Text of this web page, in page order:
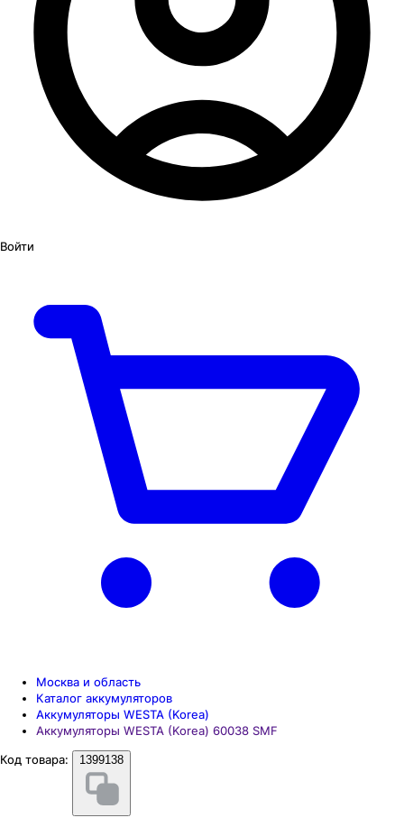
Войти
Москва и область
Каталог аккумуляторов
Аккумуляторы WESTA (Korea)
Аккумуляторы WESTA (Korea) 60038 SMF
Код товара:
1399138